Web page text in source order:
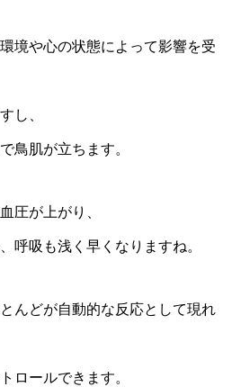
境や心の状態によって影響を受
し、
鳥肌が立ちます。
圧が上がり、
呼吸も浅く早くなりますね。
んどが自動的な反応として現れ
ロールできます。